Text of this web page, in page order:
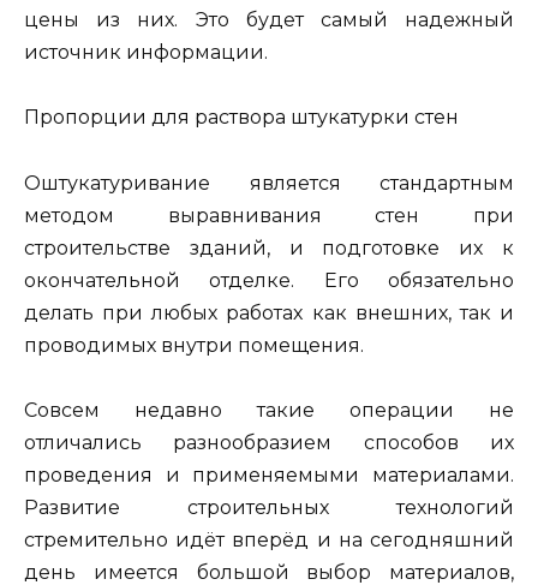
цены из них. Это будет самый надежный
источник информации.
Пропорции для раствора штукатурки стен
Оштукатуривание является стандартным
методом выравнивания стен при
строительстве зданий, и подготовке их к
окончательной отделке. Его обязательно
делать при любых работах как внешних, так и
проводимых внутри помещения.
Совсем недавно такие операции не
отличались разнообразием способов их
проведения и применяемыми материалами.
Развитие строительных технологий
стремительно идёт вперёд и на сегодняшний
день имеется большой выбор материалов,